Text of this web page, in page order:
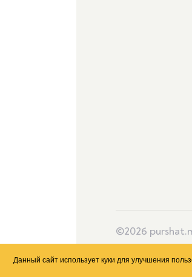
Данный сайт использует куки для улучшения
©2026